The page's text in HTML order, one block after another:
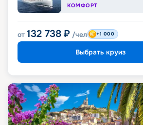
КОМФОРТ
от 132 738 ₽ /чел +1 000
Выбрать круиз